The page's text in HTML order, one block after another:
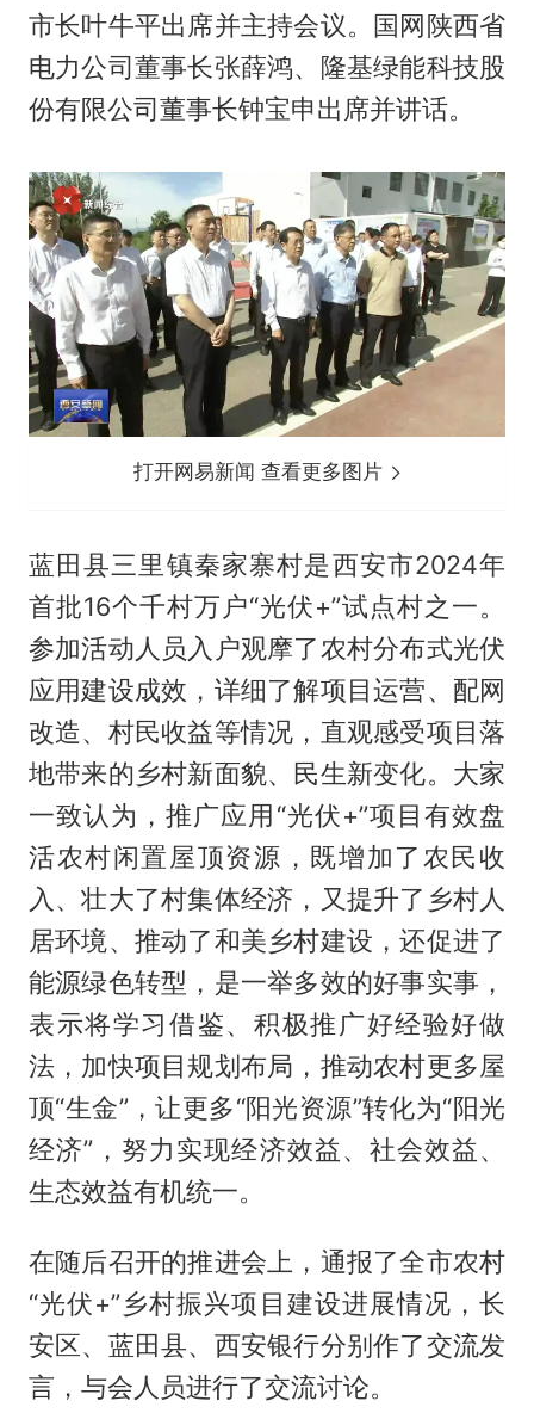
市长叶牛平出席并主持会议。国网陕西省
电力公司董事长张薛鸿、隆基绿能科技股
份有限公司董事长钟宝申出席并讲话。
打开网易新闻 查看更多图片
蓝田县三里镇秦家寨村是西安市2024年
首批16个千村万户“光伏+”试点村之一。
参加活动人员入户观摩了农村分布式光伏
应用建设成效，详细了解项目运营、配网
改造、村民收益等情况，直观感受项目落
地带来的乡村新面貌、民生新变化。大家
一致认为，推广应用“光伏+”项目有效盘
活农村闲置屋顶资源，既增加了农民收
入、壮大了村集体经济，又提升了乡村人
居环境、推动了和美乡村建设，还促进了
能源绿色转型，是一举多效的好事实事，
表示将学习借鉴、积极推广好经验好做
法，加快项目规划布局，推动农村更多屋
顶“生金”，让更多“阳光资源”转化为“阳光
经济”，努力实现经济效益、社会效益、
生态效益有机统一。
在随后召开的推进会上，通报了全市农村
“光伏+”乡村振兴项目建设进展情况，长
安区、蓝田县、西安银行分别作了交流发
言，与会人员进行了交流讨论。